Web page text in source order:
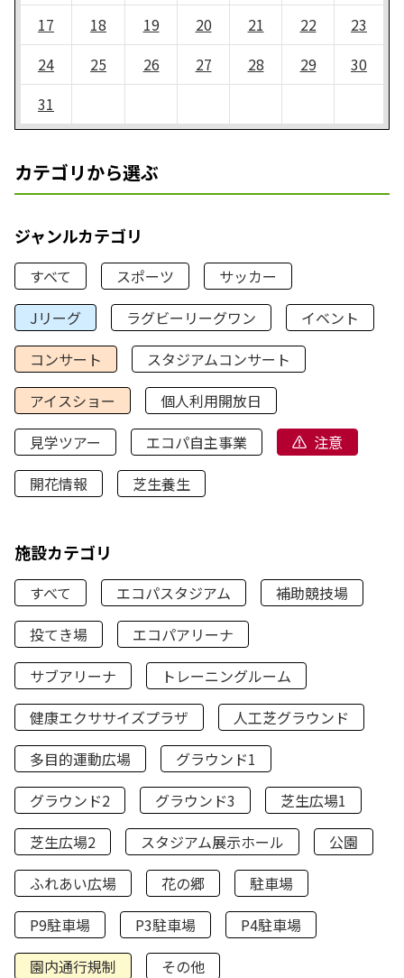
17
18 19 20 21 22
23
24
25 26 27 28 29
30
31
カテゴリから選ぶ
ジャンルカテゴリ
すべて スポーツ
サッカー
Jリーグ
ラグビーリーグワン
イベント
コンサート
スタジアムコンサート
アイスショー
個人利用開放日
見学ツアー
エコパ自主事業
注意
開花情報
芝生養生
施設カテゴリ
すべて エコパスタジアム
補助競技場
投てき場
エコパアリーナ
サブアリーナ
トレーニングルーム
健康エクササイズプラザ
人工芝グラウンド
多目的運動広場
グラウンド1
グラウンド2
グラウンド3
芝生広場1
芝生広場2
スタジアム展示ホール
公園
ふれあい広場
花の郷
駐車場
P9駐車場
P3駐車場
P4駐車場
園内通行規制
その他